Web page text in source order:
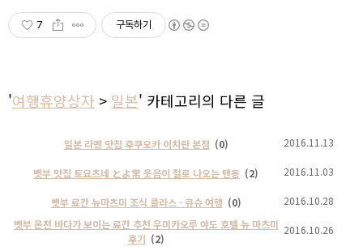
7 구독하기
'여행휴양상자 > 일본' 카테고리의 다른 글
일본 라멘 맛집 후쿠오카 이치란 본점 (0) 2016.11.13
벳부 맛집 토요츠네 とよ常 웃음이 절로 나오는 텐동 (2) 2016.11.03
벳부 료칸 뉴마츠미 조식 클라스 - 큐슈 여행 (0)
2016.10.28
벳부 온천 바다가 보이는 료칸 추천 우미카오루 야도 호텔 뉴 마츠미
후기 (2)
2016.10.26